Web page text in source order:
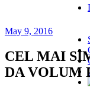
May 9, 2016
CEL MAI
DA VOLUM